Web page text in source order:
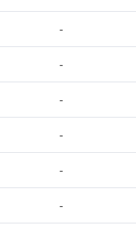
-
-
-
-
-
-